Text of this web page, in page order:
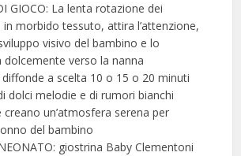
GIOCO: La lenta rotazione dei
in morbido tessuto, attira l’attenzione,
visivo del bambino e lo
dolcemente verso la nanna
a scelta 10 o 15 o 20 minuti
dolci melodie e di rumori bianchi
creano un’atmosfera serena per
del bambino
giostrina Baby Clementoni